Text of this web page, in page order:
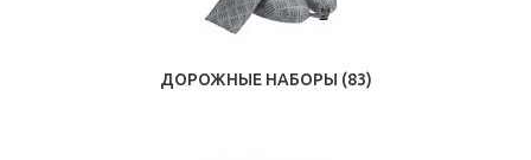
ДОРОЖНЫЕ НАБОРЫ (83)